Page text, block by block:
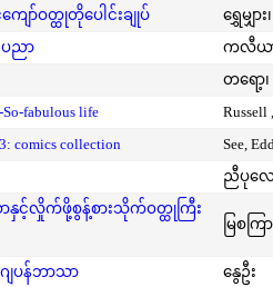
ော်ဝတ္ထုတိုပေါင်းချုပ်
ရွှေမျှား
ပညာ
ကလီယာ
တရော့၊
So-fabulous life
Russell
comics collection
See,
ညီပုလေ
နှင့်လှိုက်ဖို့စွန့်စားသိုက်ဝတ္ထုကြီး
မြစကြာ
ပန်ဘာသာ
နွေဦး